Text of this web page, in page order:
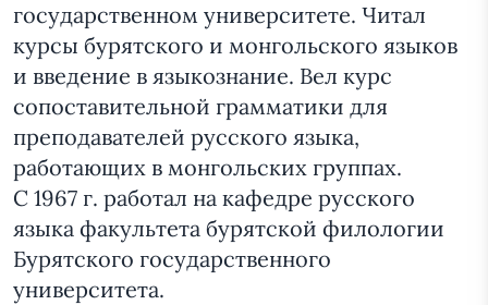
государственном университете. Читал
курсы бурятского и монгольского языков
и введение в языкознание. Вел курс
сопоставительной грамматики для
преподавателей русского языка,
работающих в монгольских группах.
С 1967 г. работал на кафедре русского
языка факультета бурятской филологии
Бурятского государственного
университета.